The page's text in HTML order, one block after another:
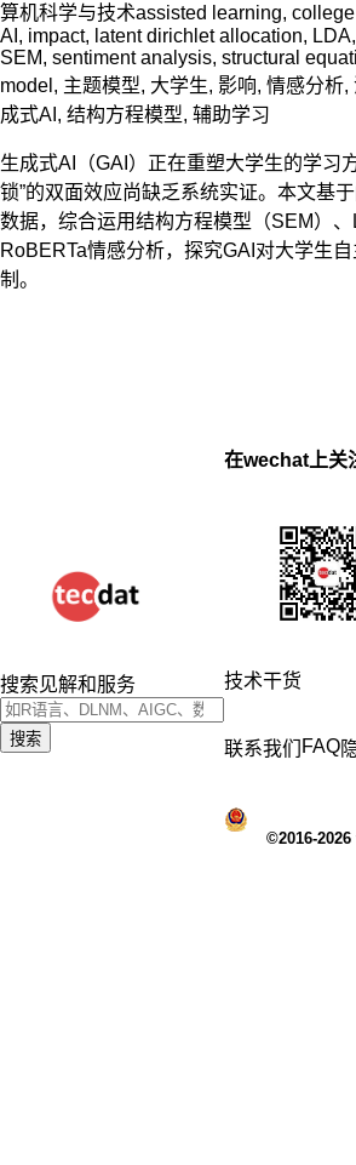
算机科学与技术assisted learning,
AI , impact, latent dirichlet allocation, LDA,
SEM, sentiment analysis, structural
model , 主题模型, 大学生, 影响, 情感分析,
成式AI , 结构方程模型, 辅助学习
生成式AI（GAI）正在重塑大学生的学习
锁”的双面效应尚缺乏系统实证。本文基
数据，综合运用结构方程模型（SEM）
RoBERTa情感分析，探究GAI对大学生
制。
搜索见解和服务
搜索
在wechat上关
技术干货
联系我们 FAQ
©2016-2026